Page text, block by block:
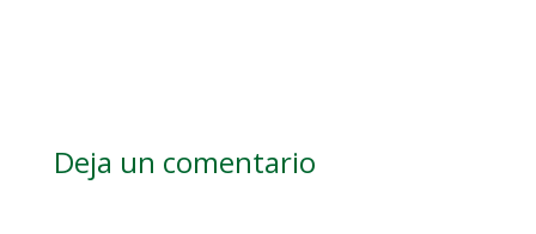
Deja un comentario